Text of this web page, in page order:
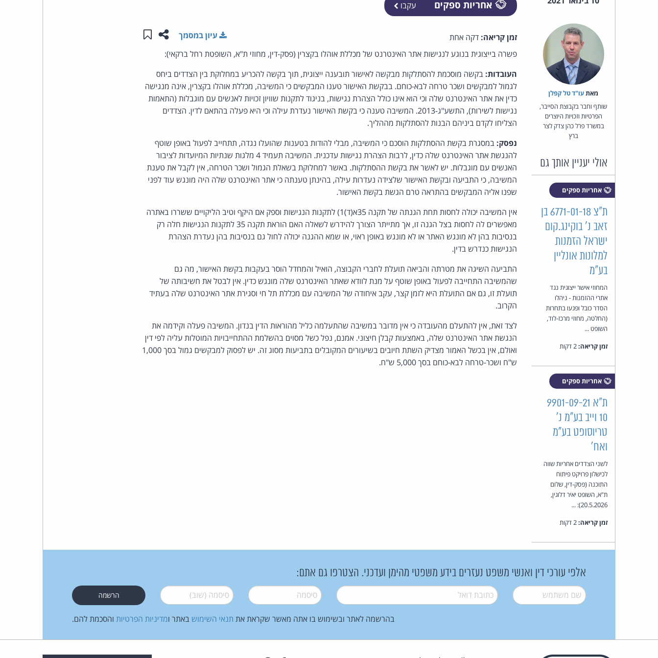
אחריות ספקים עקבו
מאת‏עו"ד טל קפלן
שותף וחבר בקבוצת הסייבר,
הפרטיות וזכויות היוצרים
במשרד פרל כהן צדק לצר
ברץ
אולי יעניין אותך גם
אחריות ספקים
ת"צ 6771-01-18 בן
זאב נ' בוקינג.קום
ישראל הזמנות
למלונות אונליין
בע"מ
המחוזי אישר ייצוגית נגד
אתרי ההזמנות - ניהלו
הסדר כובל ופגעו בתחרות
(החלטה, מחוזי מרכז-לוד,
השופט ...
זמן קריאה:
אחריות ספקים
ת"א 9901-09-21
10 וייב בע"מ נ'
טריוסופט בע"מ
ואח'
לשני הצדדים אחריות שווה
לכישלון פרויקט פיתוח
התוכנה (פסק-דין, שלום
ת"א, השופט יאיר דלוגין,
20.5.2026): ...
זמן קריאה:
זמן קריאה: דקה אחת שתפו עמוד זה
שמור ב"תכנים שלי"
עיון במסמך
פשרה בייצוגית בנוגע לנגישות אתר האינטרנט של מכללת אוהלו בקצרין (פסק-דין, מחוזי ת"א, השופטת רחל ברקאי):
העובדות: בקשה מוסכמת להסתלקות מבקשה לאישור תובענה ייצוגית, תוך בקשה להכריע במחלוקת בין הצדדים ביחס
לגמול למבקשים ושכר טרחה לבא-כוחם. בבקשת האישור טענו המבקשים כי המשיבה, מכללת אוהלו בקצרין, אינה מנגישה
כדין את אתר האינטרנט שלה וכי הוא אינו כולל הצהרת נגישות, בניגוד לתקנות שוויון זכויות לאנשים עם מוגבלות (התאמות
נגישות לשירות), התשע"ג-2013. המשיבה טענה כי בקשת האישור נעדרת עילה וכי היא פעלה בהתאם לדין. הצדדים
הצליחו לקדם ביניהם הבנות להסתלקות מההליך.
נפסק: במסגרת בקשת ההסתלקות הוסכם כי המשיבה, מבלי להודות בטענות שהועלו נגדה, תתחייב לפעול באופן שוטף
להנגשת אתר האינטרנט שלה כדין, לרבות הצהרת נגישות עדכנית. המשיבה תעמיד 4 מלגות שנתיות המיועדות לציבור
האנשים עם מוגבלות. יש לאשר את בקשת ההסתלקות. באשר למחלוקת בשאלת הגמול ושכר הטרחה, אין לקבל את טענת
המשיבה, כי התביעה ובקשת האישור שלצידה נעדרות עילה, בהינתן טענתה כי אתר האינטרנט שלה היה מונגש עוד לפני
שפנו אליה המבקשים בהתראה טרם הגשת בקשת האישור.
אין המשיבה יכולה לחסות תחת הגנתה של תקנה 35א(ד)1) לתקנות הנגישות וספק אם היקף וטיב הליקויים ששררו באתרה
מאפשרים לה לחסות בצל הגנה זו, אך מתייתר הצורך להידרש לשאלה האם הוראת תקנה 35 לתקנות הנגישות חלה רק
בנסיבות בהן לא מונגש האתר או לא מונגש באופן ראוי, או שמא ההגנה יכולה לחול גם בנסיבות בהן נעדרת הצהרת
הנגישות כנדרש בדין.
התביעה השיגה את מטרתה והביאה תועלת לחברי הקבוצה, הואיל והמחדל הוסר בעקבות בקשת האישור, מה גם
שהמשיבה התחייבה לפעול באופן שוטף על מנת לוודא שאתר האינטרנט שלה מונגש כדין. אין לבטל את חשיבותה של
תועלת זו, גם אם התועלת היא לזמן קצר, עקב איחודה של המשיבה עם מכללת תל חי וסגירת אתר האינטרנט שלה בעתיד
הקרוב.
לצד זאת, אין להתעלם מהעובדה כי אין מדובר במשיבה שהתעלמה כליל מהוראות הדין בנדון. המשיבה פעלה וקידמה את
הנגשת אתר האינטרנט שלה, באמצעות קבלן חיצוני. אמנם, נפל כשל מסוים בהשלמת ההתחייבויות המוטלות עליה לפי דין
ואולם, אין בכשל האמור מצדיק השתת חיובים בשיעורים המקובלים בתביעות מסוג זה. יש לפסוק למבקשים גמול בסך 1,000
ש"ח ושכר-טרחה לבא-כוחם בסך 5,000 ש"ח.
אלפי עורכי דין ואנשי משפט נעזרים בידע משפטי מהימן ועדכני. הצטרפו גם אתם:
שם משתמש* דואל* סיסמה* סיסמה (שוב)*
בהרשמה לאתר ובשימוש בו אתה מאשר שקראת את תנאי השימוש באתר ומדיניות הפרטיות והסכמת להם.